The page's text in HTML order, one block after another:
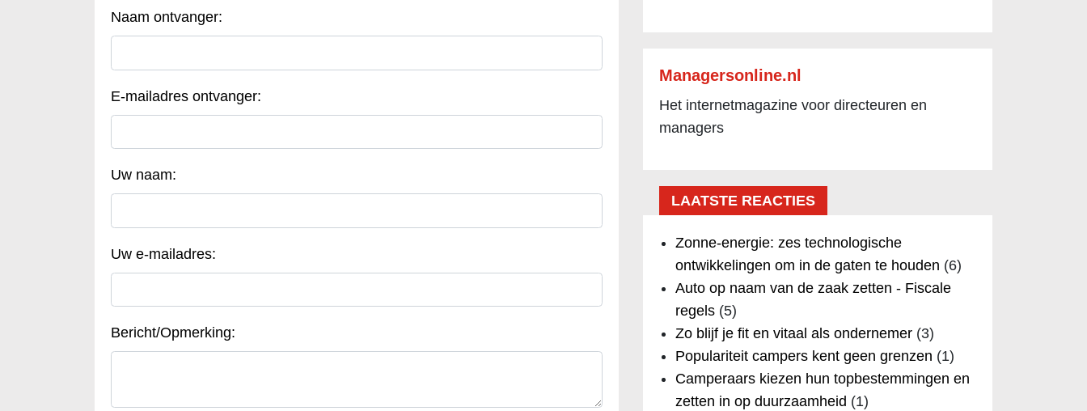
Naam ontvanger:
E-mailadres ontvanger:
Uw naam:
Uw e-mailadres:
Bericht/Opmerking:
Managersonline.nl
Het internetmagazine voor directeuren en
managers
LAATSTE REACTIES
Zonne-energie: zes technologische
ontwikkelingen om in de gaten te houden (6)
Auto op naam van de zaak zetten - Fiscale
regels(5)
Zo blijf je fit en vitaal als ondernemer(3)
Populariteit campers kent geen grenzen (1)
Camperaars kiezen hun topbestemmingen en
zetten in op duurzaamheid (1)